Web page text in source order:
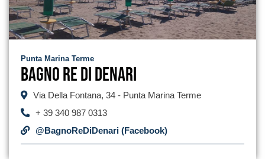
Punta Marina Terme
Bagno Re di Denari
Via Della Fontana, 34 - Punta Marina Terme
+ 39 340 987 0313
@BagnoReDiDenari (Facebook)